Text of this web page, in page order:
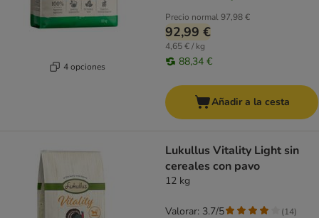
4 opciones
Precio normal97,98 €
92,99 €
4,65 € / kg
88,34 €
Añadir a la cesta
Lukullus Vitality Light sin
cereales con pavo
12 kg
Valorar: 3.7/5 (14)